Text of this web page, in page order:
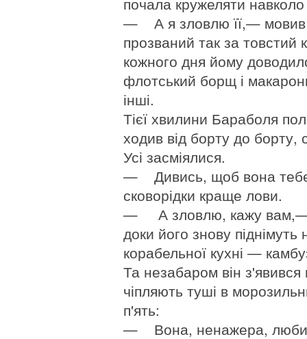
— А я зловлю її,— мовив
прозваний так за товстий
кожного дня йому
флотський борщ і
інші.
Тієї хвилини Бараболя
ходив від борту до борту,
Усі засміялися.
— Дивись, щоб вона тебе
сковорідки краще лови.
— А зловлю, кажу вам,—
доки його знову
корабельної кухні —
Та незабаром він
чіпляють туші в
п'ять:
— Вона, ненажера,